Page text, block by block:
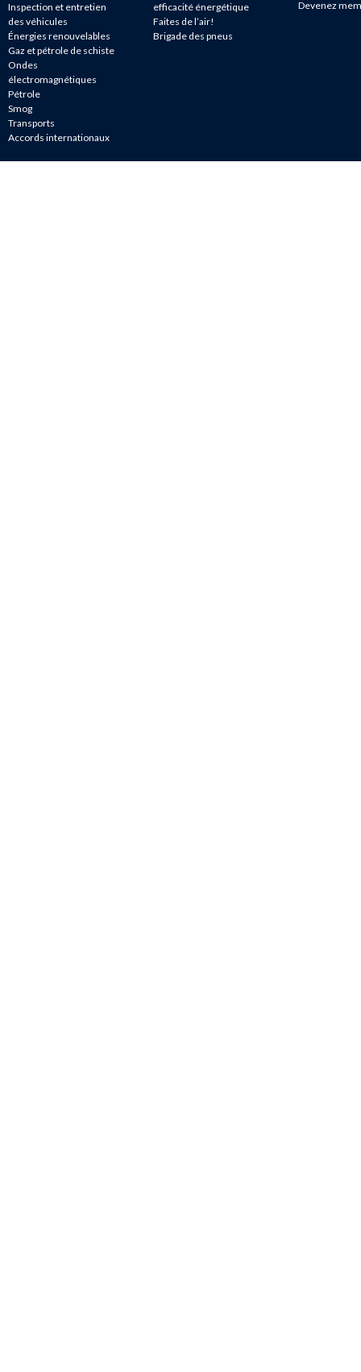
Inspection et entretien
des véhicules
Énergies renouvelables
Gaz et pétrole de schiste
Ondes
électromagnétiques
Pétrole
Smog
Transports
Accords internationaux
efficacité énergétique
Faites de l’air!
Brigade des pneus
Devenez